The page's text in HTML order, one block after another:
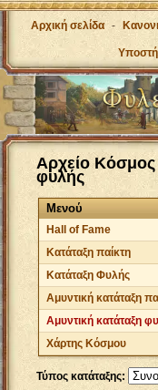
Αρχική σελίδα -
Αρχείο Κόσμος
φυλής
Μενού
Hall of Fame
Κατάταξη παίκτη
Κατάταξη Φυλής
Αμυντική κατάταξη
Αμυντική κατάταξη
Χάρτης Κόσμου
Τύπος κατάταξης: